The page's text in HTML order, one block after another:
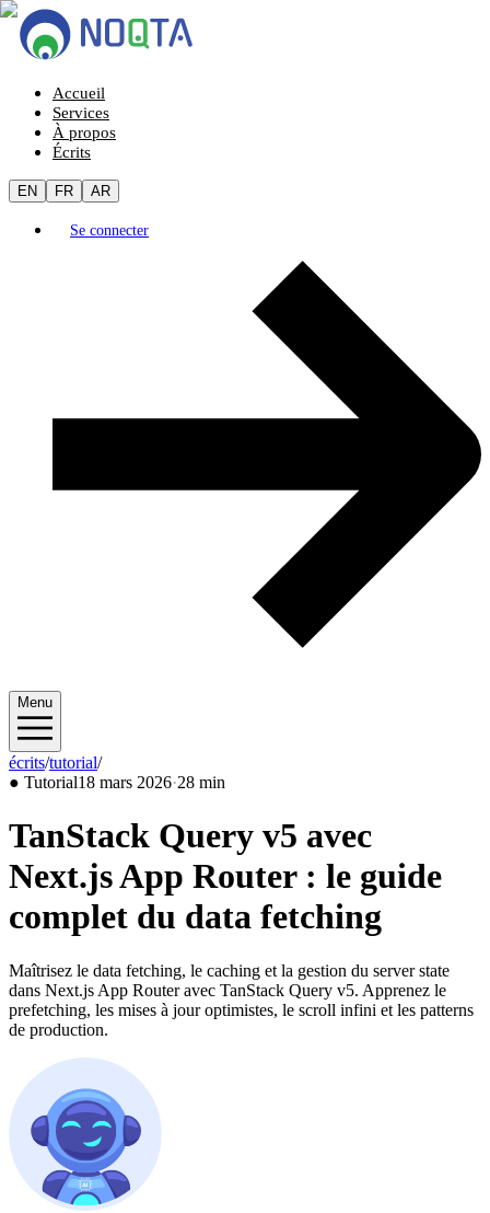
Accueil
Services
À propos
Écrits
EN FR AR
Se connecter
Menu
écrits/tutorial/2026/03
● Tutorial18 mars 2026·28 min
TanStack Query v5 avec
Next.js App Router : le guide
complet du data fetching
Maîtrisez le data fetching, le caching et la gestion du server state
dans Next.js App Router avec TanStack Query v5. Apprenez le
prefetching, les mises à jour optimistes, le scroll infini et les patterns
de production.